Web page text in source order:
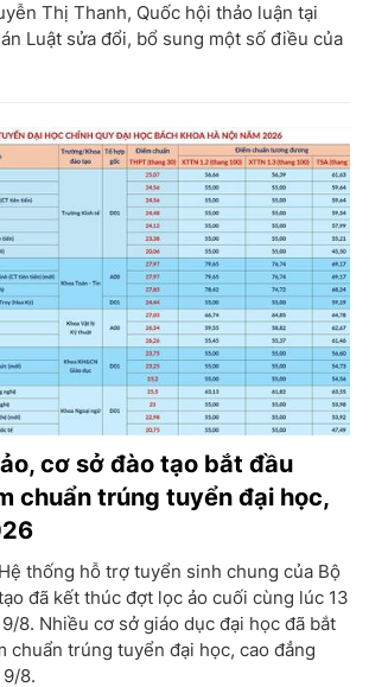
Thị Thanh, Quốc hội thảo luận tại
Luật sửa đổi, bổ sung một số điều của
cơ sở đào tạo bắt đầu
chuẩn trúng tuyển đại học,
thống hỗ trợ tuyển sinh chung của Bộ
đã kết thúc đợt lọc ảo cuối cùng lúc 13
8. Nhiều cơ sở giáo dục đại học đã bắt
chuẩn trúng tuyển đại học, cao đẳng
8.